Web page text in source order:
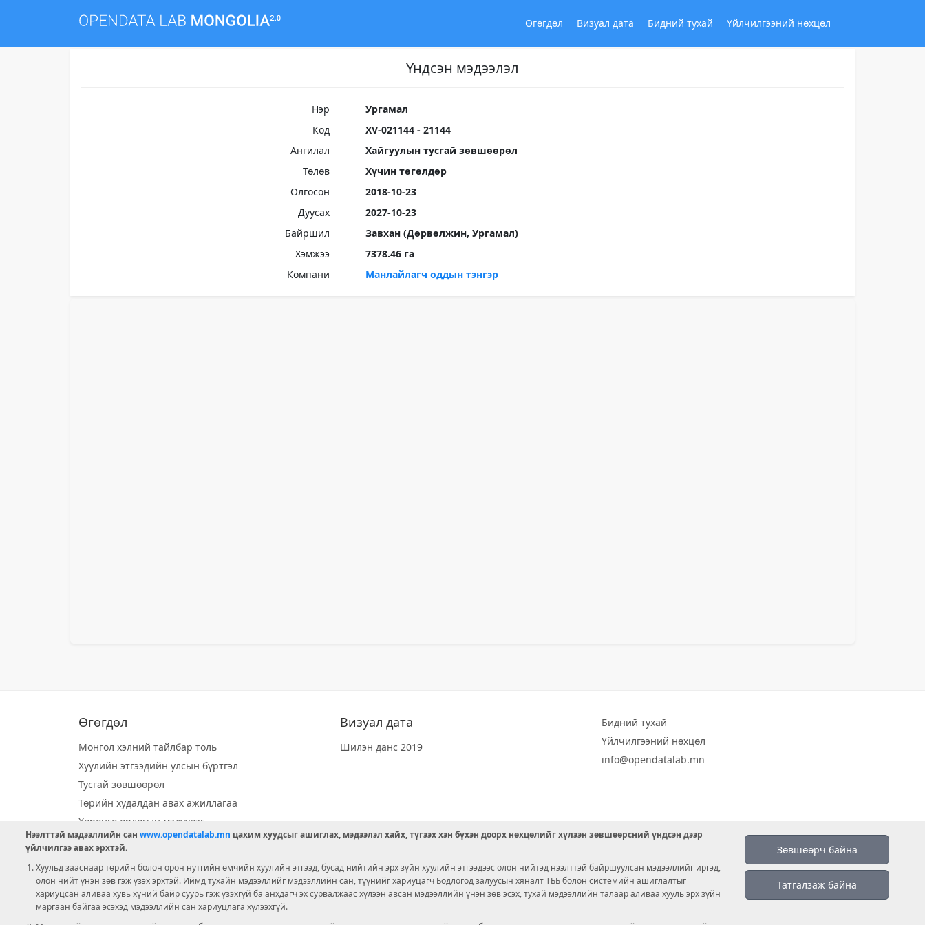
Өгөгдөл Визуал дата Бидний тухай Үйлчилгээний нөхцөл
Үндсэн мэдээлэл
Нэр
Ургамал
Код
XV-021144 - 21144
Ангилал
Хайгуулын тусгай зөвшөөрөл
Төлөв
Хүчин төгөлдөр
Олгосон
2018-10-23
Дуусах
2027-10-23
Байршил
Завхан (Дөрвөлжин, Ургамал)
Хэмжээ
7378.46 га
Компани
Манлайлагч оддын тэнгэр
Өгөгдөл
Монгол хэлний тайлбар толь
Хуулийн этгээдийн улсын бүртгэл
Тусгай зөвшөөрөл
Төрийн худалдан авах ажиллагаа
Хөрөнгө орлогын мэдүүлэг
Орон нутгийн хөгжлийн сан
Ээлжит сонгууль
Ашигт малтмал тусгай зөвшөөрөл
Визуал дата
Шилэн данс 2019
Бидний тухай
Үйлчилгээний нөхцөл
info@opendatalab.mn
Зөвшөөрч байна
Татгалзаж байна
Нээлттэй мэдээллийн сан www.opendatalab.mn цахим хуудсыг ашиглах, мэдээлэл хайх, түгээх хэн бүхэн доорх нөхцөлийг хүлээн зөвшөөрсний үндсэн дээр
үйлчилгээ авах эрхтэй.
Хуульд зааснаар төрийн болон орон нутгийн өмчийн хуулийн этгээд, бусад нийтийн эрх зүйн хуулийн этгээдээс олон нийтэд нээлттэй байршуулсан мэдээллийг иргэд,
олон нийт үнэн зөв гэж үзэх эрхтэй. Иймд тухайн мэдээллийг мэдээллийн сан, түүнийг хариуцагч Бодлогод залуусын хяналт ТББ болон системийн ашиглалтыг
хариуцсан аливаа хувь хүний байр суурь гэж үзэхгүй ба анхдагч эх сурвалжаас хүлээн авсан мэдээллийн үнэн зөв эсэх, тухай мэдээллийн талаар аливаа хууль эрх зүйн
маргаан байгаа эсэхэд мэдээллийн сан хариуцлага хүлээхгүй.